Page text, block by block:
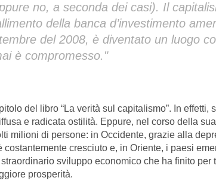
no, a seconda dei casi). Il
della banca d’investimento
del 2008, è diventato un luogo
è compromesso."
del libro “La verità sul capitalismo”. In effetti,
e radicata ostilità. Eppure, nel corso della
milioni di persone: in Occidente, grazie alla
cresciuto e, in Oriente, i paesi
sviluppo economico che ha finito per
prosperità.